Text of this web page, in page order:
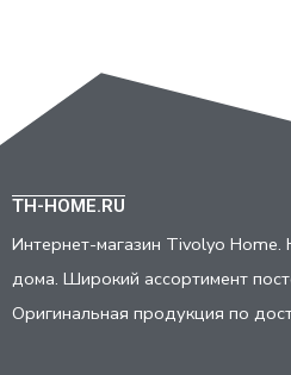
TH-HOME.RU
Интернет-магазин Tivolyo Home.
дома. Широкий ассортимент
Оригинальная продукция по